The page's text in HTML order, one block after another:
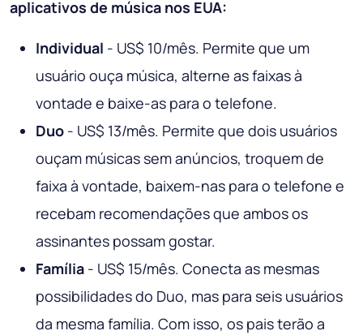
aplicativos de música nos EUA:
Individual - US$ 10/mês. Permite que um
usuário ouça música, alterne as faixas à
vontade e baixe-as para o telefone.
Duo - US$ 13/mês. Permite que dois usuários
ouçam músicas sem anúncios, troquem de
faixa à vontade, baixem-nas para o telefone e
recebam recomendações que ambos os
assinantes possam gostar.
Família - US$ 15/mês. Conecta as mesmas
possibilidades do Duo, mas para seis usuários
da mesma família. Com isso, os pais terão a